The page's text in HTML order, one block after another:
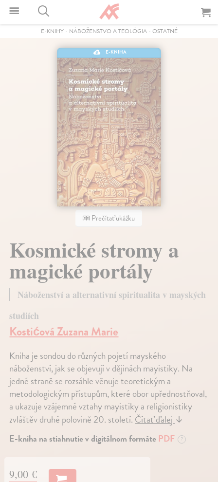
E-KNIHY- NÁBOŽENSTVO A TEOLÓGIA- OSTATNÉ
E-KNIHA
Prečítať ukážku
Kosmické stromy a
magické portály
Náboženství a alternativní spiritualita v mayských
studiích
Kostićová Zuzana Marie
Kniha je sondou do různých pojetí mayského
náboženství, jak se objevují v dějinách mayistiky. Na
jedné straně se rozsáhle věnuje teoretickým a
metodologickým přístupům, které obor upřednostňoval,
a ukazuje vzájemné vztahy mayistiky a religionistiky
zvláštěv druhé polovině 20. století.Čítať ďalej↓
E-kniha na stiahnutie v digitálnom formáte PDF ?
9,00 €